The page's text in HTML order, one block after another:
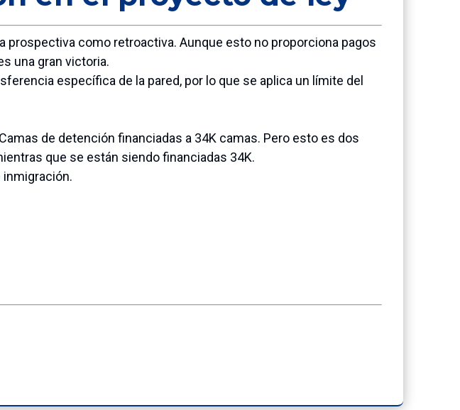
como retroactiva. Aunque esto no proporciona pagos
una gran victoria.
específica de la pared, por lo que se aplica un límite del
de detención financiadas a 34K camas. Pero esto es dos
que se están siendo financiadas 34K.